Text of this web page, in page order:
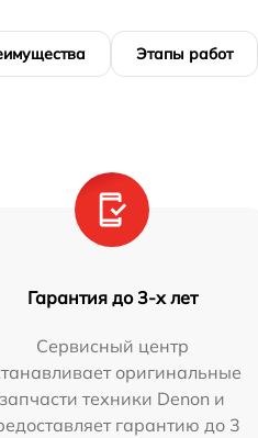
Этапы работ
Гарантия до 3-х лет
Сервисный центр
оригинальные
запчасти техники Denon и
гарантию до 3